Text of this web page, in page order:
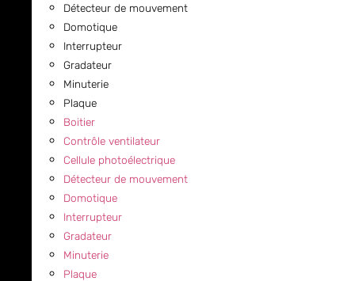
Détecteur de mouvement
Domotique
Interrupteur
Gradateur
Minuterie
Plaque
Boitier
Contrôle ventilateur
Cellule photoélectrique
Détecteur de mouvement
Domotique
Interrupteur
Gradateur
Minuterie
Plaque